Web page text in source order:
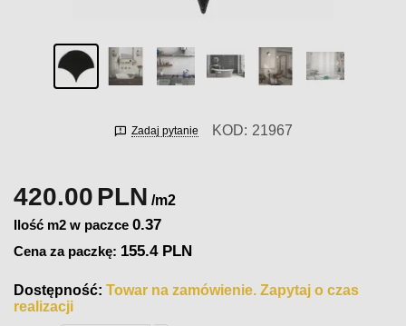
Zadaj pytanie KOD: 21967
420.00PLN /m2
Ilość m2 w paczce 0.37
Cena za paczkę: 155.4 PLN
Dostępność: Towar na zamówienie. Zapytaj o czas
realizacji